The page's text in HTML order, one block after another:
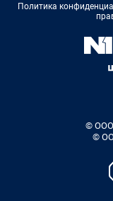
Политика
© ООО
©